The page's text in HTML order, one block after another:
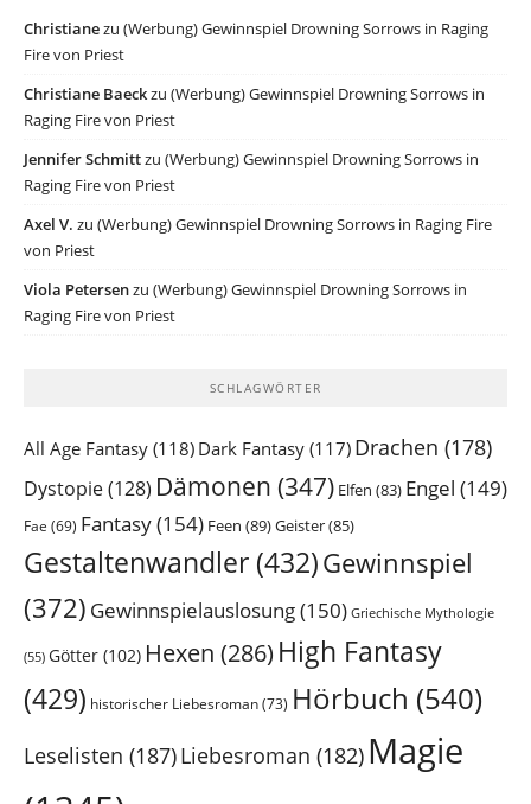
Christianezu (Werbung) Gewinnspiel Drowning Sorrows in Raging
Fire von Priest
Christiane Baeckzu (Werbung) Gewinnspiel Drowning Sorrows in
Raging Fire von Priest
Jennifer Schmittzu (Werbung) Gewinnspiel Drowning Sorrows in
Raging Fire von Priest
Axel V. zu (Werbung) Gewinnspiel Drowning Sorrows in Raging Fire
von Priest
Viola Petersenzu (Werbung) Gewinnspiel Drowning Sorrows in
Raging Fire von Priest
SCHLAGWÖRTER
All Age Fantasy (118) Dark Fantasy (117) Drachen (178)
Dystopie(128) Dämonen (347) Elfen (83) Engel (149)
Fae (69) Fantasy(154) Feen (89)Geister(85)
Gestaltenwandler (432)Gewinnspiel
(372) Gewinnspielauslosung(150) Griechische Mythologie
(55) Götter (102) Hexen (286) High Fantasy
(429) historischer Liebesroman(73) Hörbuch (540)
Leselisten (187)Liebesroman (182) Magie